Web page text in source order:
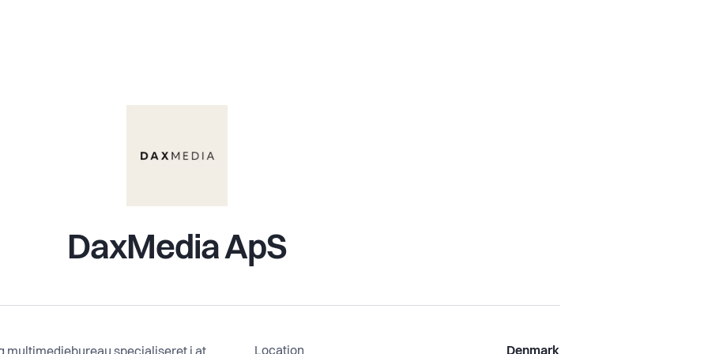
DaxMedia ApS
Location Denmark